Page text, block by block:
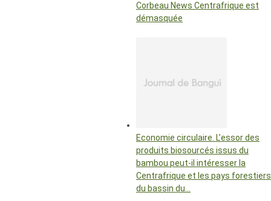
Corbeau News Centrafrique est
démasquée
Economie circulaire. L’essor des
produits biosourcés issus du
bambou peut-il intéresser la
Centrafrique et les pays forestiers
du bassin du…